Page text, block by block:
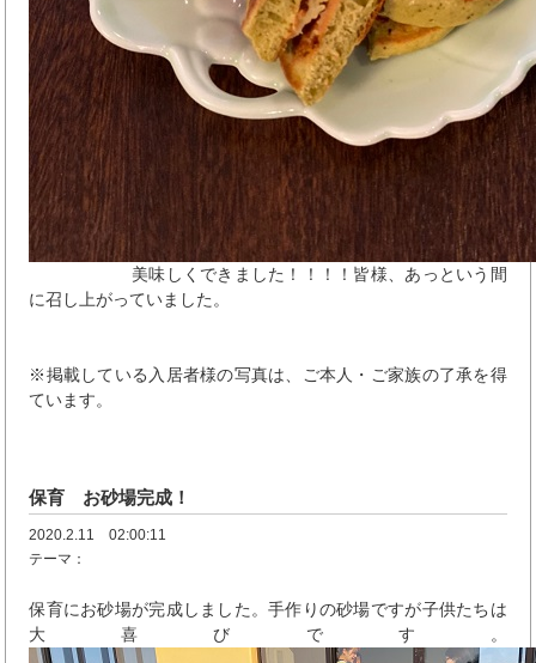
美味しくできました！！！！皆様、あっという間
に召し上がっていました。
※掲載している入居者様の写真は、ご本人・ご家族の了承を得
ています。
保育 お砂場完成！
2020.2.11 02:00:11
テーマ：
保育にお砂場が完成しました。手作りの砂場ですが子供たちは
大喜びです。